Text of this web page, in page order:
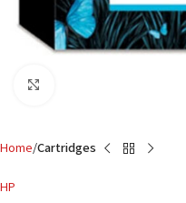
Home Cartridges
HP